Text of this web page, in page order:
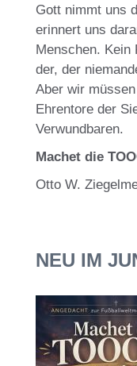
Gott nimmt uns
erinnert uns
Menschen.
der, der
Aber wir
Ehrentore der
Verwundbaren.
Machet die
Otto W.
NEU IM